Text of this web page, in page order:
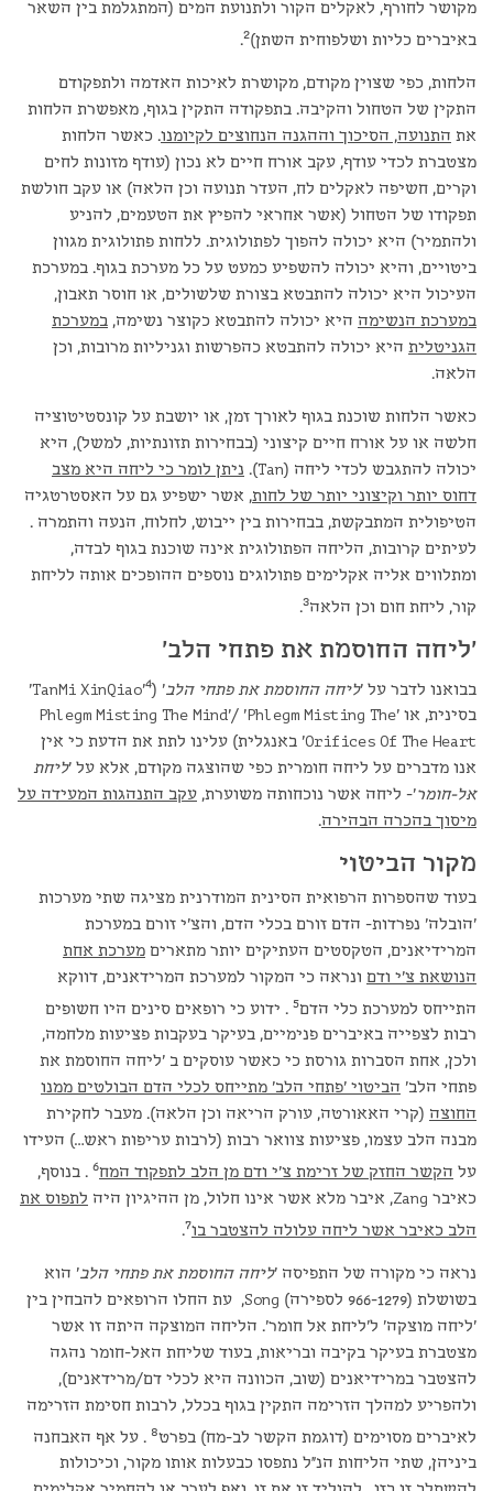
מקושר לחורף, לאקלים הקור ולתנועת המים (המתגלמת בין השאר
באיברים כליות ושלפוחית השתן)2
.
הלחות, כפי שצוין מקודם, מקושרת לאיכות האדמה ולתפקודם
התקין של הטחול והקיבה. בתפקודה התקין בגוף, מאפשרת הלחות
את התנועה, הסיכוך וההגנה הנחוצים לקיומנו. כאשר הלחות
מצטברת לכדי עודף, עקב אורח חיים לא נכון (עודף מזונות לחים
וקרים, חשיפה לאקלים לח, העדר תנועה וכן הלאה) או עקב חולשת
תפקודו של הטחול (אשר אחראי להפיץ את הטעמים, להניע
ולהתמיר) היא יכולה להפוך לפתולוגית. ללחות פתולוגית מגוון
ביטויים, והיא יכולה להשפיע כמעט על כל מערכת בגוף. במערכת
העיכול היא יכולה להתבטא בצורת שלשולים, או חוסר תאבון,
במערכת הנשימה היא יכולה להתבטא כקוצר נשימה, במערכת
הגניטלית היא יכולה להתבטא כהפרשות וגניליות מרובות, וכן
הלאה.
כאשר הלחות שוכנת בגוף לאורך זמן, או יושבת על קונסטיטוציה
חלשה או על אורח חיים קיצוני (בבחירות תזונתיות, למשל), היא
יכולה להתגבש לכדי ליחה (Tan).
ניתן לומר כי ליחה היא מצב
דחוס יותר וקיצוני יותר של לחות, אשר ישפיע גם על האסטרטגיה
הטיפולית המתבקשת, בבחירות בין ייבוש, לחלוח, הנעה והתמרה .
לעיתים קרובות, הליחה הפתולוגית אינה שוכנת בגוף לבדה,
ומתלווים אליה אקלימים פתולוגים נוספים ההופכים אותה לליחת
קור, ליחת חום וכן הלאה3
.
'ליחה החוסמת את פתחי הלב'
בבואנו לדבר על 'ליחה החוסמת את פתחי הלב' (
4
'TanMi XinQiao'
בסינית, או 'Phlegm Misting The Mind'/ 'Phlegm Misting The
Orifices Of The Heart' באנגלית) עלינו לתת את הדעת כי אין
אנו מדברים על ליחה חומרית כפי שהוצגה מקודם, אלא על 'ליחת
אל-חומר'- ליחה אשר נוכחותה משוערת, עקב התנהגות המעידה על
מיסוך בהכרה הבהירה.
מקור הביטוי
בעוד שהספרות הרפואית הסינית המודרנית מציגה שתי מערכות
'הובלה' נפרדות- הדם זורם בכלי הדם, והצ'י זורם במערכת
המרידיאנים, הטקסטים העתיקים יותר מתארים מערכת אחת
הנושאת צ'י ודם ונראה כי המקור למערכת המרידאנים, דווקא
התייחס למערכת כלי הדם5 . ידוע כי רופאים סינים היו חשופים
רבות לצפייה באיברים פנימיים, בעיקר בעקבות פציעות מלחמה,
ולכן, אחת הסברות גורסת כי כאשר עוסקים ב 'ליחה החוסמת את
פתחי הלב' הביטוי 'פתחי הלב' מתייחס לכלי הדם הבולטים ממנו
החוצה (קרי האאורטה, עורק הריאה וכן הלאה). מעבר לחקירת
מבנה הלב עצמו, פציעות צוואר רבות (לרבות עריפות ראש…) העידו
על הקשר החזק של זרימת צ'י ודם מן הלב לתפקוד המח6 . בנוסף,
כאיבר Zang, איבר מלא אשר אינו חלול, מן ההיגיון היה
לתפוס את
הלב כאיבר אשר ליחה עלולה להצטבר בו7
.
נראה כי מקורה של התפיסה 'ליחה החוסמת את פתחי הלב' הוא
בשושלת (966-1279 לספירה) Song, עת החלו הרופאים להבחין בין
'ליחה מוצקה' ל'ליחת אל חומר'. הליחה המוצקה היתה זו אשר
מצטברת בעיקר בקיבה ובריאות, בעוד שליחת האל-חומר נהגה
להצטבר במרידיאנים (שוב, הכוונה היא לכלי דם/מרידאנים),
ולהפריע למהלך הזרימה התקין בגוף בכלל, לרבות חסימת הזרימה
לאיברים מסוימים (דוגמת הקשר לב-מח) בפרט8 . על אף האבחנה
ביניהן, שתי הליחות הנ"ל נתפסו כבעלות אותו מקור, וכיכולות